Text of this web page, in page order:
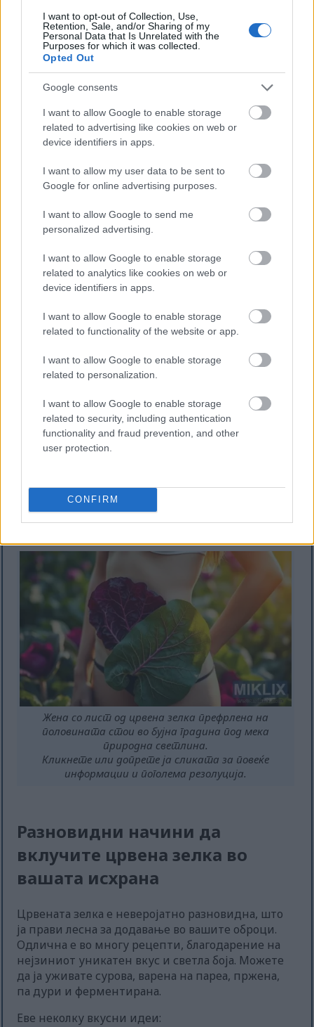
I want to opt-out of Collection, Use,
Retention, Sale, and/or Sharing of my
Personal Data that Is Unrelated with the
Purposes for which it was collected.
Opted Out
Google consents
I want to allow Google to enable storage
related to advertising like cookies on web or
device identifiers in apps.
I want to allow my user data to be sent to
Google for online advertising purposes.
I want to allow Google to send me
personalized advertising.
I want to allow Google to enable storage
related to analytics like cookies on web or
device identifiers in apps.
I want to allow Google to enable storage
related to functionality of the website or app.
I want to allow Google to enable storage
related to personalization.
I want to allow Google to enable storage
related to security, including authentication
functionality and fraud prevention, and other
user protection.
CONFIRM
помага во здравјето на цревата.
Контрола на телесната тежина
со црвена зелка
За оние кои се обидуваат да ослабат, изборот на
храна со малку калории е клучен. Црвената зелка
богата со растителни влакна, што ви помага да
се чувствувате сити. Ова ја прави паметен избор
за диета без губење на хранливи материи.
Додавањето црвена зелка во вашите оброци
Исто така, ви дава важни витамини и минерали.
Еве неколку причини зошто црвената зелка е
добра за регулирање на телесната тежина:
Ниска калорична вредност, па можете да
јадете повеќе без да се чувствувате
Богато со растителни влакна, кои помагаат
во варењето на храната и ве одржуваат
сити.
Полн со хранливи материи, но со малку
калории.
Одлично е во салати, пржени јадења и како
Црвената зелка е фантастична алатка за
регулирање на вашата тежина. Ви овозможува да
уживате во вкусни, здрави оброци додека
Жена со лист од црвена зелка префрлена на
половината стои во бујна градина под мека
природна светлина.
Кликнете или допрете ја сликата за повеќе
информации и поголема резолуција.
Разновидни начини да
вклучите црвена зелка во
вашата исхрана
Црвената зелка е неверојатно разновидна, што
ја прави лесна за додавање во вашите оброци.
Одлична е во многу рецепти, благодарение на
нејзиниот уникатен вкус и светла боја. Можете
да ја уживате сурова, варена на пареа, пржена,
па дури и ферментирана.
Еве неколку вкусни идеи: